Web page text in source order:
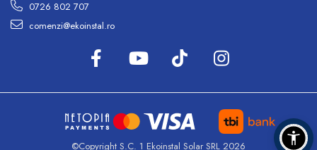
0726 802 707
comenzi@ekoinstal.ro
©Copyright S.C. 1 Ekoinstal Solar SRL 2026